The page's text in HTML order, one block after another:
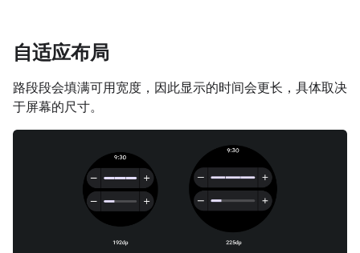
自适应布局
路段段会填满可用宽度，因此显示的时间会更长，具体取决
于屏幕的尺寸。